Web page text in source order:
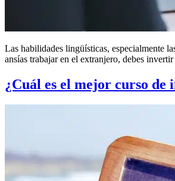
Las habilidades lingüísticas, especialmente
ansías trabajar en el extranjero, debes
¿Cuál es el mejor curso de